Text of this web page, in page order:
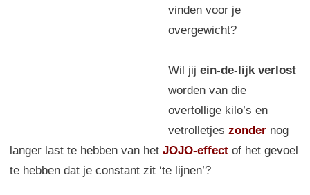
vinden voor je
overgewicht?
Wil jij ein-de-lijk verlost
worden van die
overtollige kilo’s en
vetrolletjes zondernog
langer last te hebben van het JOJO-effect of het gevoel
te hebben dat je constant zit ‘te lijnen’?